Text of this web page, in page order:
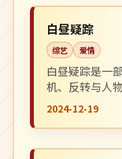
韩国
白昼疑踪
综艺 爱情
白昼疑踪是一
机、反转与人
观看。
2024-12-19